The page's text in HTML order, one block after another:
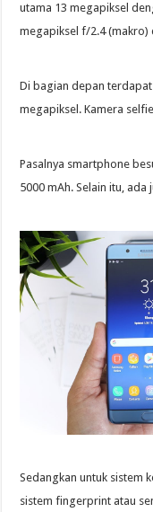
utama 13 megapiksel
megapiksel f/2.4 (makro)
Di bagian depan
megapiksel. Kamera
Pasalnya smartphone
5000 mAh. Selain itu,
Sedangkan untuk sistem
sistem fingerprint atau